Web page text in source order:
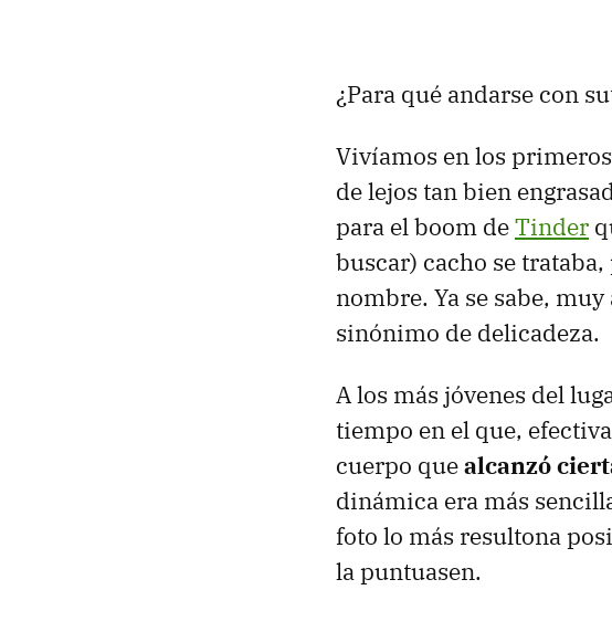
¿Para qué andarse con
Vivíamos en los
de lejos tan bien
para el boom deTinder
buscar) cacho se
nombre. Ya se sabe,
sinónimo de delicadeza.
A los más jóvenes del
tiempo en el que,
cuerpo quealcanzó
dinámica era más
foto lo más resultona
la puntuasen.